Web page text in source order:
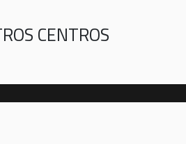
CENTROS